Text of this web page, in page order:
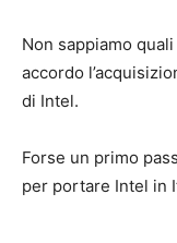
Non sappiamo
accordo
di Intel.
Forse un primo
per portare Intel in